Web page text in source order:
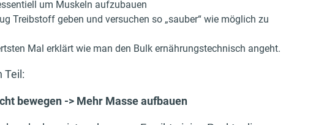
um Muskeln aufzubauen
Treibstoff geben und versuchen so „sauber“ wie möglich zu
Mal erklärt wie man den Bulk ernährungstechnisch angeht.
Teil:
bewegen -> Mehr Masse aufbauen